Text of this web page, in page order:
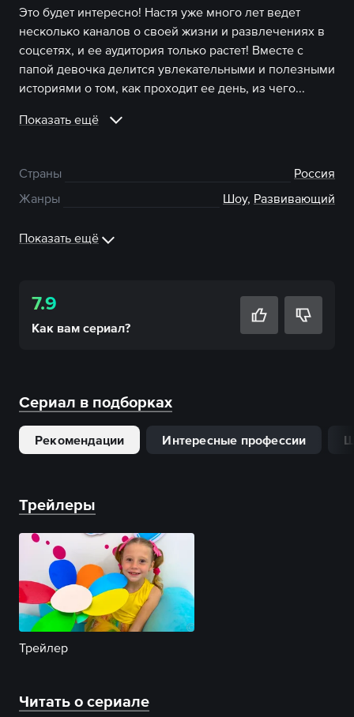
Это будет интересно! Настя уже много лет ведет
несколько каналов о своей жизни и развлечениях в
соцсетях, и ее аудитория только растет! Вместе с
папой девочка делится увлекательными и полезными
историями о том, как проходит ее день, из чего...
Показать ещё
Страны
Россия
Жанры
Шоу, Развивающий
Показать ещё
7.9
Как вам сериал?
Сериал в подборках
Рекомендации Интересные профессии
Трейлеры
Трейлер
Читать о сериале